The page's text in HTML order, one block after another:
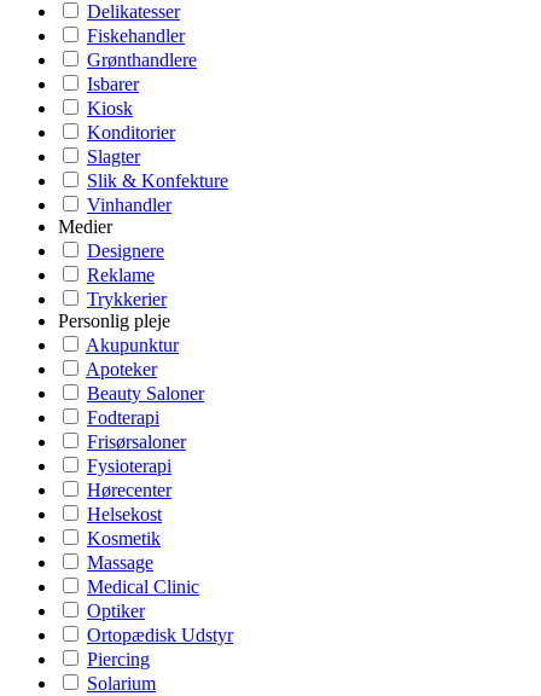
Delikatesser
Fiskehandler
Grønthandlere
Isbarer
Kiosk
Konditorier
Slagter
Slik & Konfekture
Vinhandler
Medier
Designere
Reklame
Trykkerier
Personlig pleje
Akupunktur
Apoteker
Beauty Saloner
Fodterapi
Frisørsaloner
Fysioterapi
Hørecenter
Helsekost
Kosmetik
Massage
Medical Clinic
Optiker
Ortopædisk Udstyr
Piercing
Solarium